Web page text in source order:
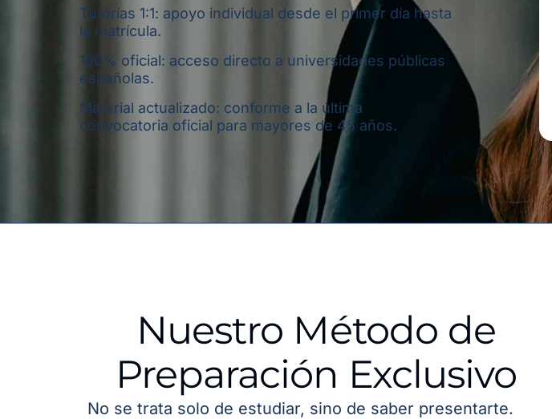
Tutorías 1:1: apoyo individual desde el primer día hasta
la matrícula.
100% oficial: acceso directo a universidades públicas
españolas.
Material actualizado: conforme a la última
convocatoria oficial para mayores de 45 años.
Nuestro Método de
Preparación Exclusivo
No se trata solo de estudiar, sino de saber presentarte.